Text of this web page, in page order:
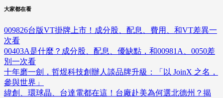
大家都在看
009826台版VT掛牌上市！成分股、配息、費用、和VT差異一
次看
00403A是什麼？成分股、配息、優缺點，和00981A、0050差
別一次看
十年磨一劍，哲煜科技創辦人談品牌升級：「以 JoinX 之名，
參與世界」
緯創、環球晶、台達電都在這！台廠赴美為何選北德州？揭